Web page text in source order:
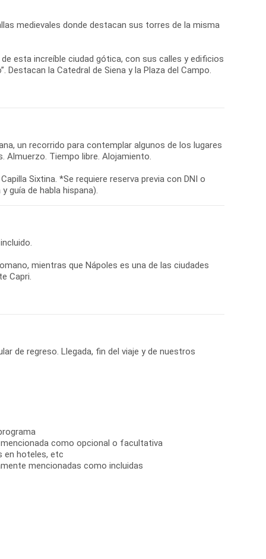
medievales donde destacan sus torres de la misma
esta increíble ciudad gótica, con sus calles y edificios
Destacan la Catedral de Siena y la Plaza del Campo.
un recorrido para contemplar algunos de los lugares
Almuerzo. Tiempo libre. Alojamiento.
Sixtina. *Se requiere reserva previa con DNI o
mientras que Nápoles es una de las ciudades
Capri.
de regreso. Llegada, fin del viaje y de nuestros
como opcional o facultativa
en hoteles, etc
mencionadas como incluidas